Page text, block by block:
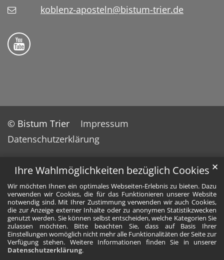
Ihre Wahlmöglichkeiten bezüglich Cookies
Wir möchten Ihnen ein optimales Webseiten-Erlebnis zu bieten. Dazu
verwenden wir Cookies, die für das Funktionieren unserer Website
notwendig sind. Mit Ihrer Zustimmung verwenden wir auch Cookies,
die zur Anzeige externer Inhalte oder zu anonymen Statistikzwecken
genutzt werden. Sie können selbst entscheiden, welche Kategorien Sie
zulassen möchten. Bitte beachten Sie, dass auf Basis Ihrer
Einstellungen womöglich nicht mehr alle Funktionalitäten der Seite zur
Verfügung stehen. Weitere Informationen finden Sie in unserer
Datenschutzerklärung.
✕
koblenz-aposteln@bistum-trier.de
Bistum Trier auf YouTube
© Bistum Trier
Impressum
Datenschutzerklärung